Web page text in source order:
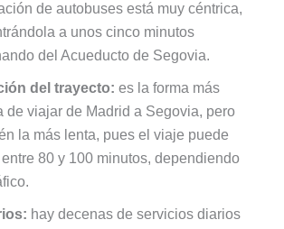
de autobuses está muy céntrica,
a unos cinco minutos
del Acueducto de Segovia.
del trayecto: es la forma más
de viajar de Madrid a Segovia, pero
la más lenta, pues el viaje puede
entre 80 y 100 minutos, dependiendo
hay decenas de servicios diarios